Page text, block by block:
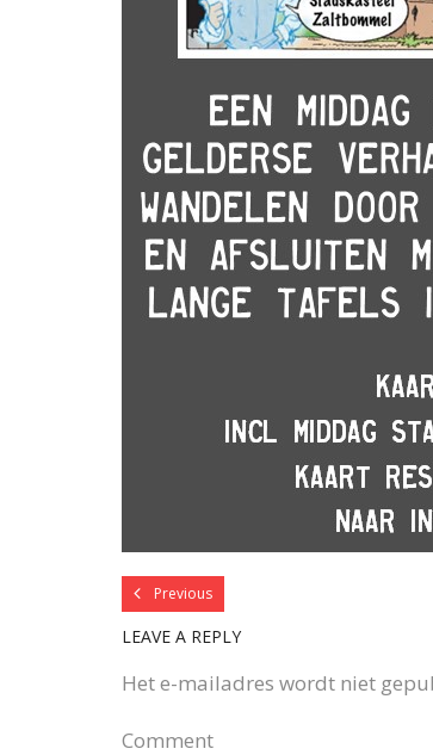
Previous
LEAVE A REPLY
Het e-mailadres wordt niet
Comment